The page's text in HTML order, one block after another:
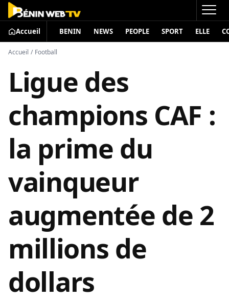
Accueil BENIN NEWS PEOPLE SPORT ELLE
Accueil / Football
Ligue des
champions CAF :
la prime du
vainqueur
augmentée de 2
millions de
dollars